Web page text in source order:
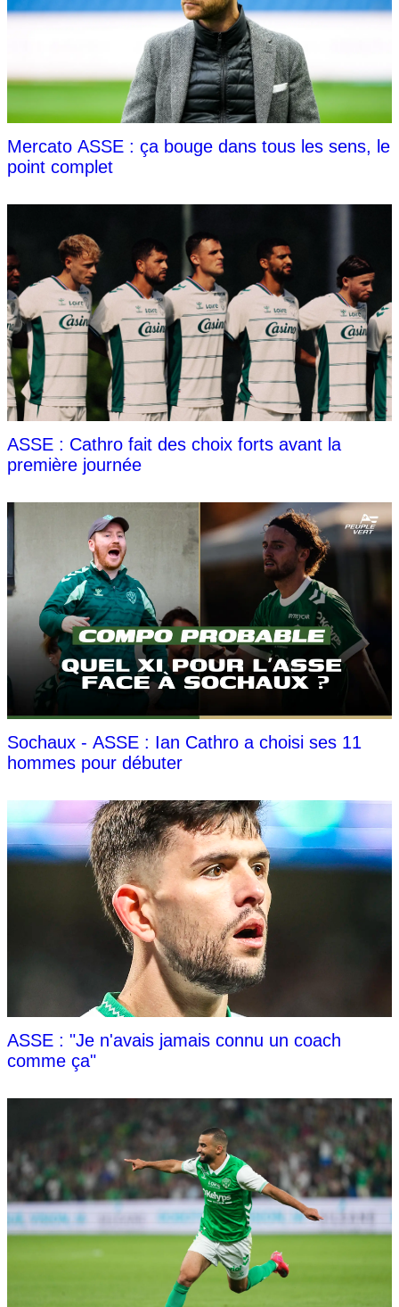
Mercato ASSE : ça bouge dans tous les sens, le
point complet
ASSE : Cathro fait des choix forts avant la
première journée
Sochaux - ASSE : Ian Cathro a choisi ses 11
hommes pour débuter
ASSE : "Je n'avais jamais connu un coach
comme ça"